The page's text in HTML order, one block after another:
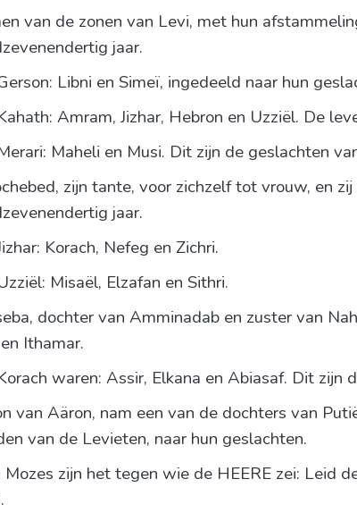
van de zonen van Levi, met hun
jaar.
Libni en Simeï, ingedeeld naar hun
Amram, Jizhar, Hebron en Uzziël. De
Maheli en Musi. Dit zijn de geslachten
zijn tante, voor zichzelf tot vrouw, en
jaar.
Korach, Nefeg en Zichri.
Misaël, Elzafan en Sithri.
dochter van Amminadab en zuster van
Ithamar.
waren: Assir, Elkana en Abiasaf. Dit zijn
van Aäron, nam een van de dochters van
van de Levieten, naar hun geslachten.
Mozes zijn het tegen wie de HEERE zei: Leid